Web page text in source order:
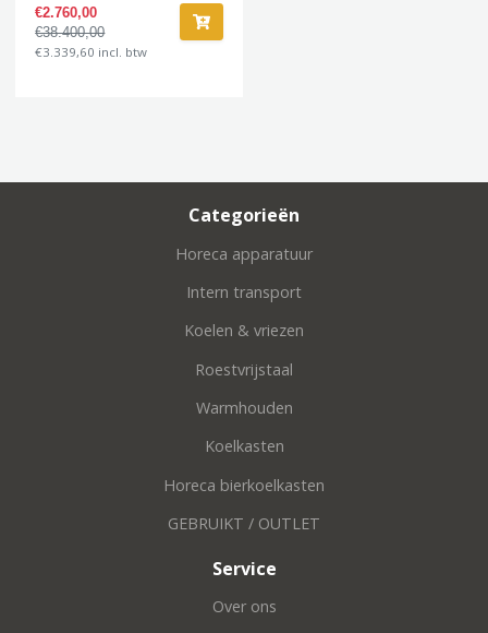
€2.760,00
€38.400,00
€3.339,60 incl. btw
Categorieën
Horeca apparatuur
Intern transport
Koelen & vriezen
Roestvrijstaal
Warmhouden
Koelkasten
Horeca bierkoelkasten
GEBRUIKT / OUTLET
Service
Over ons